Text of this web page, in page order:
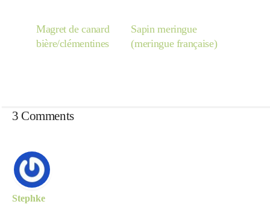
Boulette
Magret de canard
bière/clémentines
Sapin meringue
(meringue française)
3 Comments
Stephke